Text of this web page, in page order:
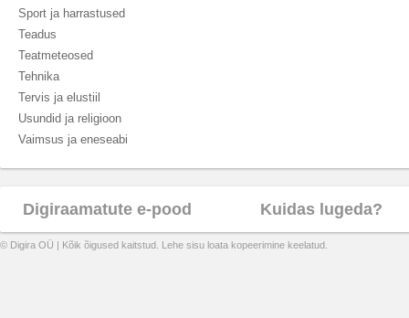
Sport ja harrastused
Teadus
Teatmeteosed
Tehnika
Tervis ja elustiil
Usundid ja religioon
Vaimsus ja eneseabi
Digiraamatute e-pood Kuidas lugeda?
© Digira OÜ | Kõik õigused kaitstud. Lehe sisu loata kopeerimine keelatud.